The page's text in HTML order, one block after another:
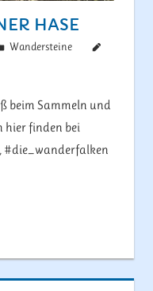
HASE
Wandersteine
beim Sammeln und
hier finden bei